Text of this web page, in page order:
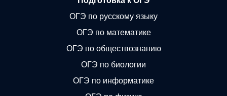
ОГЭ по русскому языку
ОГЭ по математике
ОГЭ по обществознанию
ОГЭ по биологии
ОГЭ по информатике